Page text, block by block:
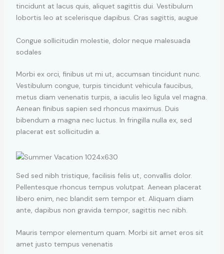
tincidunt at lacus quis, aliquet sagittis dui. Vestibulum
lobortis leo at scelerisque dapibus. Cras sagittis, augue
Congue sollicitudin molestie, dolor neque malesuada
sodales
Morbi ex orci, finibus ut mi ut, accumsan tincidunt nunc.
Vestibulum congue, turpis tincidunt vehicula faucibus,
metus diam venenatis turpis, a iaculis leo ligula vel magna.
Aenean finibus sapien sed rhoncus maximus. Duis
bibendum a magna nec luctus. In fringilla nulla ex, sed
placerat est sollicitudin a.
Sed sed nibh tristique, facilisis felis ut, convallis dolor.
Pellentesque rhoncus tempus volutpat. Aenean placerat
libero enim, nec blandit sem tempor et. Aliquam diam
ante, dapibus non gravida tempor, sagittis nec nibh.
Mauris tempor elementum quam. Morbi sit amet eros sit
amet justo tempus venenatis